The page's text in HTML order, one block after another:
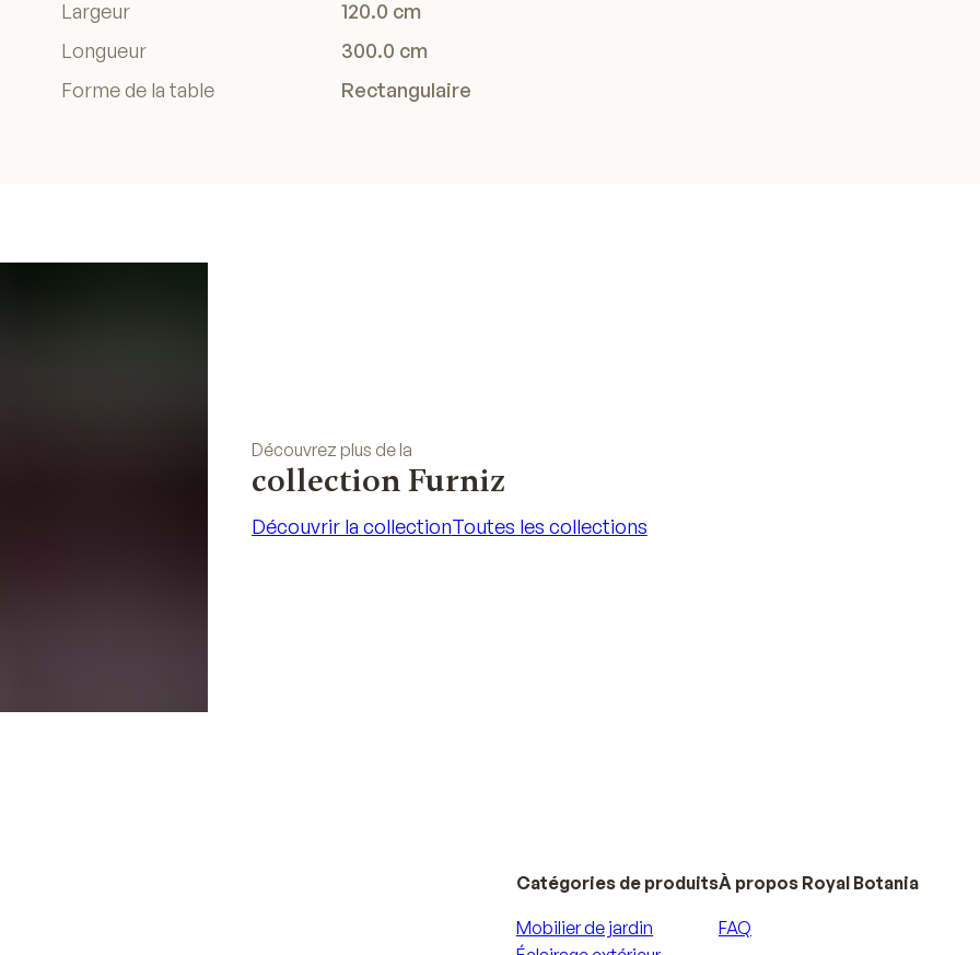
Largeur
120.0 cm
Longueur
300.0 cm
Forme de la table
Rectangulaire
Découvrez plus de la
collection Furniz
Découvrir la collectionToutes les collections
Catégories de produits
Mobilier de jardin
À propos Royal Botania
FAQ